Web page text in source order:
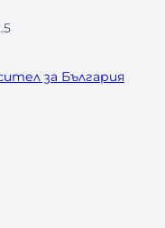
за България